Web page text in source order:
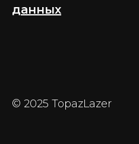
данных
© 2025 TopazLazer